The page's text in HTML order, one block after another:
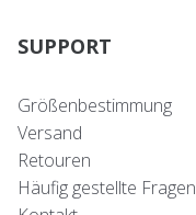
SUPPORT
Größenbestimmung
Versand
Retouren
Häufig gestellte Fragen